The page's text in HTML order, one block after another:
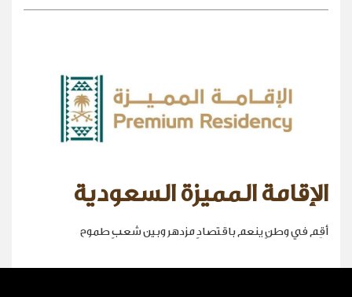
الإقامة المميزة السعودية
أقِم في وطنٍ ينعم باقتصادٍ مزدهر وبين شعبٍ طموح